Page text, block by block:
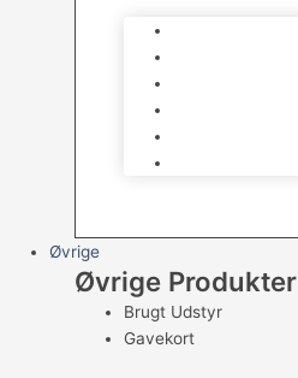
Øvrige
Øvrige Produkter
Brugt Udstyr
Gavekort